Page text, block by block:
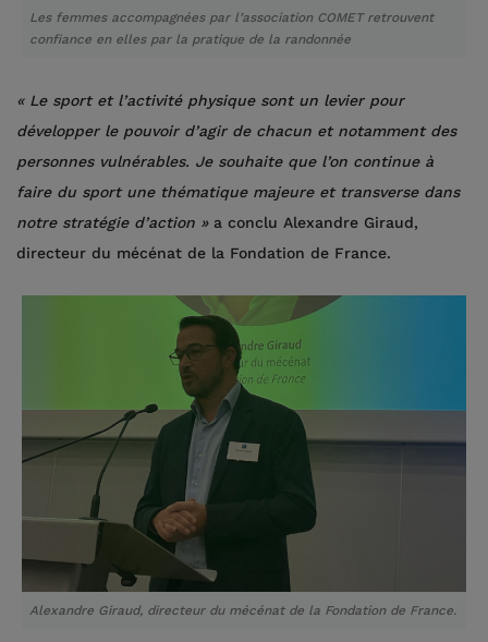
Les femmes accompagnées par l’association COMET retrouvent
confiance en elles par la pratique de la randonnée
« Le sport et l’activité physique sont un levier pour
développer le pouvoir d’agir de chacun et notamment des
personnes vulnérables. Je souhaite que l’on continue à
faire du sport une thématique majeure et transverse dans
notre stratégie d’action » a conclu Alexandre Giraud,
directeur du mécénat de la Fondation de France.
Alexandre Giraud, directeur du mécénat de la Fondation de France.